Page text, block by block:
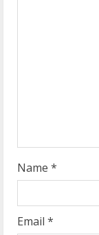
g
Name *
Email *